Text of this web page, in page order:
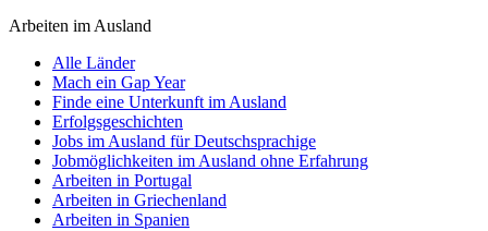
Arbeiten im Ausland
Alle Länder
Mach ein Gap Year
Finde eine Unterkunft im Ausland
Erfolgsgeschichten
Jobs im Ausland für Deutschsprachige
Jobmöglichkeiten im Ausland ohne Erfahrung
Arbeiten in Portugal
Arbeiten in Griechenland
Arbeiten in Spanien